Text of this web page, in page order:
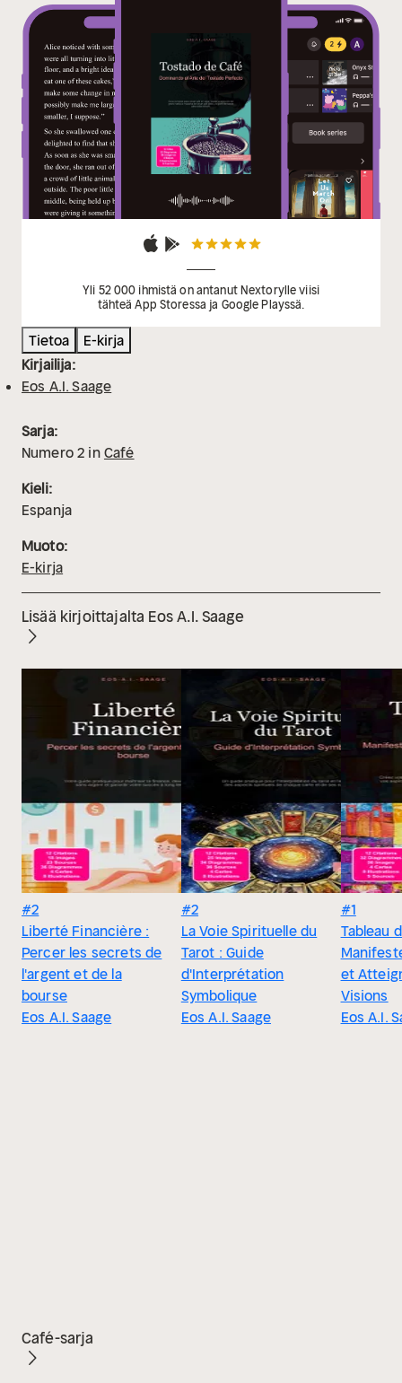
Inteligencia Artificial y soluciones de software a
medida. Estas nos apoyaron en numerosos pasos del
proceso: la búsqueda de ideas y la investigación, la
redacción y la edición, el control de calidad, así como
la creación de ilustraciones decorativas.
Nuestro
objetivo es ofrecerle una experiencia de lectura
especialmente armoniosa y contemporánea.
Yli 52 000 ihmistä on antanut Nextorylle viisi
tähteä App Storessa ja Google Playssä.
Tietoa
E-kirja
Kirjailija:
Eos A.I. Saage
Sarja:
Numero2 in Café
Kieli:
Espanja
Muoto:
E-kirja
Lisää kirjoittajalta Eos A.I. Saage
#2
Liberté Financière :
Percer les secrets de
l'argent et de la
bourse
Eos A.I. Saage
#2
La Voie Spirituelle du
Tarot : Guide
d'Interprétation
Symbolique
Eos A.I. Saage
#1
Tableau
et
Visions
Eos A.I.
Café-sarja